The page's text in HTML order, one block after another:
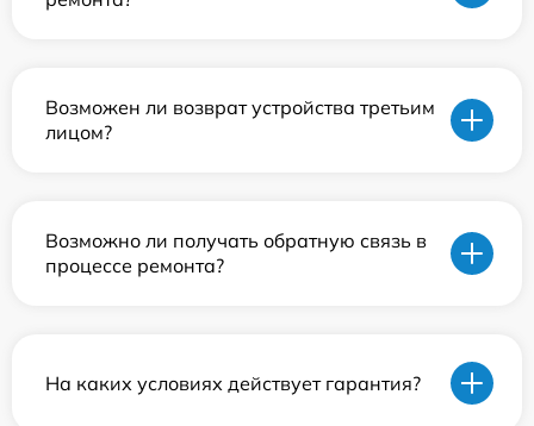
Возможен ли возврат устройства третьим
лицом?
Возможно ли получать обратную связь в
процессе ремонта?
На каких условиях действует гарантия?